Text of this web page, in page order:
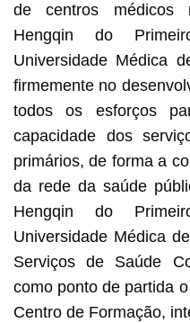
de centros médicos
Hengqin do
Universidade Médica
firmemente no
todos os esforços
capacidade dos
primários, de forma a
da rede da saúde
Hengqin do
Universidade Médica
Serviços de Saúde
como ponto de partida
Centro de Formação,